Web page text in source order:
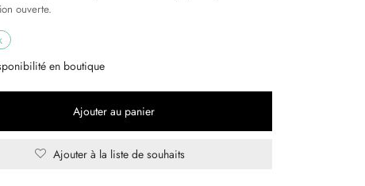
ouverte.
en boutique
Ajouter au panier
Ajouter à la liste de souhaits